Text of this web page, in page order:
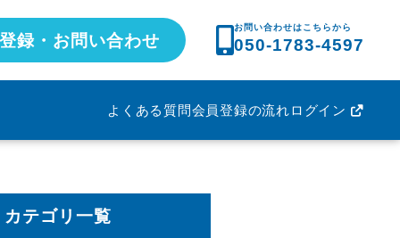
録・お問い合わせ
お問い合わせはこちらから
050-1783-4597
よくある質問会員登録の流れログイン
カテゴリ一覧